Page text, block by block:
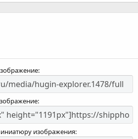
изображения